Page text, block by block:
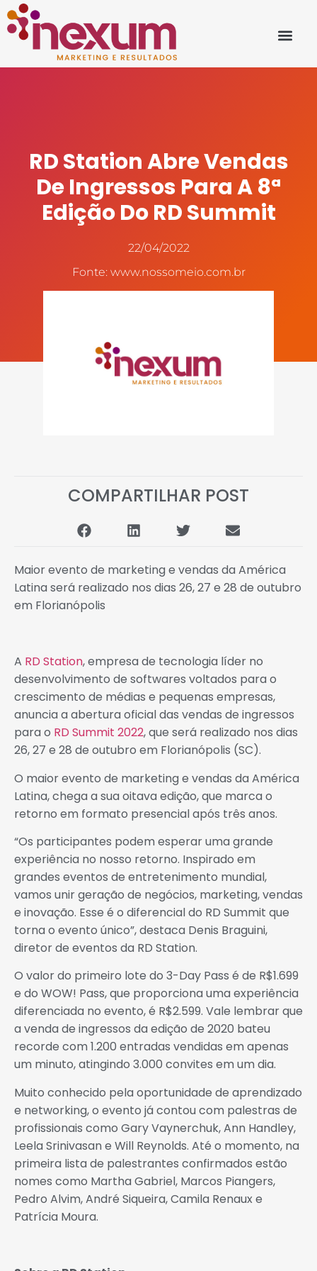
RD Station Abre Vendas
De Ingressos Para A 8ª
Edição Do RD Summit
22/04/2022
Fonte: www.nossomeio.com.br
COMPARTILHAR POST
Maior evento de marketing e vendas da América
Latina será realizado nos dias 26, 27 e 28 de outubro
em Florianópolis
A RD Station, empresa de tecnologia líder no
desenvolvimento de softwares voltados para o
crescimento de médias e pequenas empresas,
anuncia a abertura oficial das vendas de ingressos
para o RD Summit 2022, que será realizado nos dias
26, 27 e 28 de outubro em Florianópolis (SC).
O maior evento de marketing e vendas da América
Latina, chega a sua oitava edição, que marca o
retorno em formato presencial após três anos.
“Os participantes podem esperar uma grande
experiência no nosso retorno. Inspirado em
grandes eventos de entretenimento mundial,
vamos unir geração de negócios, marketing, vendas
e inovação. Esse é o diferencial do RD Summit que
torna o evento único”, destaca Denis Braguini,
diretor de eventos da RD Station.
O valor do primeiro lote do 3-Day Pass é de R$1.699
e do WOW! Pass, que proporciona uma experiência
diferenciada no evento, é R$2.599. Vale lembrar que
a venda de ingressos da edição de 2020 bateu
recorde com 1.200 entradas vendidas em apenas
um minuto, atingindo 3.000 convites em um dia.
Muito conhecido pela oportunidade de aprendizado
e networking, o evento já contou com palestras de
profissionais como Gary Vaynerchuk, Ann Handley,
Leela Srinivasan e Will Reynolds. Até o momento, na
primeira lista de palestrantes confirmados estão
nomes como Martha Gabriel, Marcos Piangers,
Pedro Alvim, André Siqueira, Camila Renaux e
Patrícia Moura.